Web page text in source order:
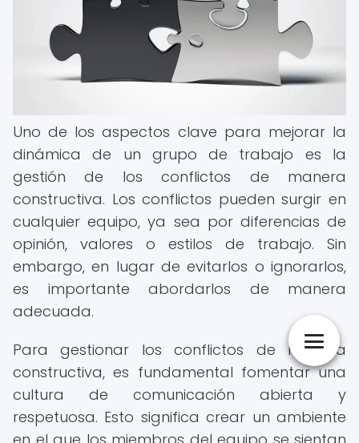
Uno de los aspectos clave para mejorar la
dinámica de un grupo de trabajo es la
gestión de los conflictos de manera
constructiva. Los conflictos pueden surgir en
cualquier equipo, ya sea por diferencias de
opinión, valores o estilos de trabajo. Sin
embargo, en lugar de evitarlos o ignorarlos,
es importante abordarlos de manera
adecuada.
Para gestionar los conflictos de manera
constructiva, es fundamental fomentar una
cultura de comunicación abierta y
respetuosa. Esto significa crear un ambiente